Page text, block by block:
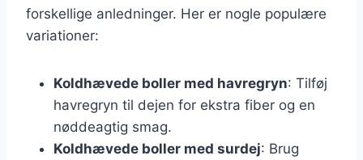
forskellige anledninger. Her er nogle populære
variationer:
Koldhævede boller med havregryn: Tilføj
havregryn til dejen for ekstra fiber og en
nøddeagtig smag.
Koldhævede boller med surdej: Brug